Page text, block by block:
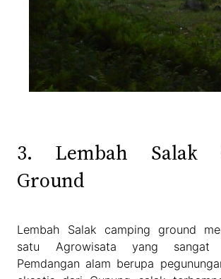
3. Lembah Salak
Ground
Lembah Salak camping ground
satu Agrowisata yang sangat
Pemdangan alam berupa